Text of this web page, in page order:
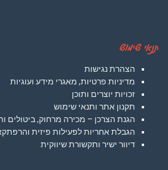
תנאי שימוש
הצהרת נגישות
מדיניות פרטיות, מאגרי מידע ועוגיות
זכויות יוצרים ותוכן
תקנון אתר ותנאי שימוש
הגנת הצרכן – מכירה מרחוק, ביטולים
הגבלת אחריות לפעילות פיזית
דיוור ישיר ותקשורת שיווקית